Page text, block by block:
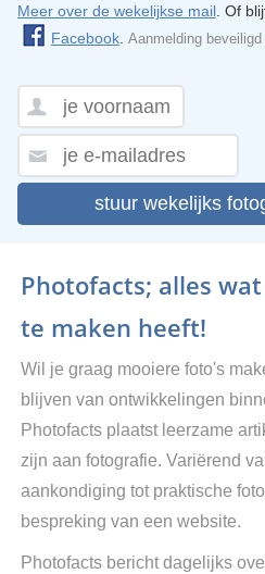
Meer over de wekelijkse mail. Of
Facebook. Aanmelding
stuur wekelijks
Photofacts; alles
te maken heeft!
Wil je graag mooiere foto's
blijven van ontwikkelingen
Photofacts plaatst leerzame
zijn aan fotografie. Variërend
aankondiging tot praktische
bespreking van een website.
Photofacts bericht dagelijks